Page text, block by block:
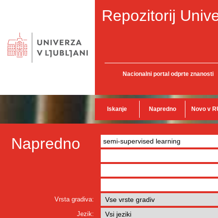
Repozitorij
Nacionalni portal odprte znanosti
Iskanje Napredno Novo v
Napredno
Vrsta gradiva:
Jezik: